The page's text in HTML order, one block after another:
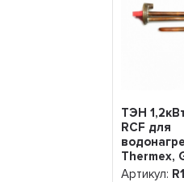
ТЭН
RCF для
Thermex,
под анод
Артикул: